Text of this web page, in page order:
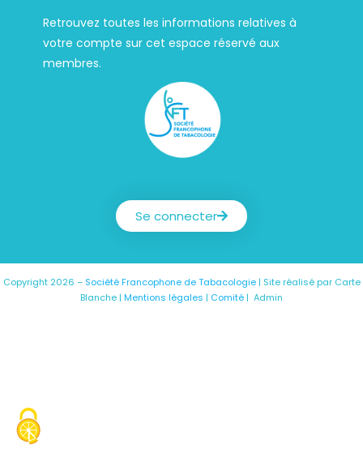
Retrouvez toutes les informations relatives à
votre compte sur cet espace réservé aux
membres.
Se connecter
Copyright 2026 – Société Francophone de Tabacologie| Site réalisé par Carte
Blanche | Mentions légales | Comité | Admin